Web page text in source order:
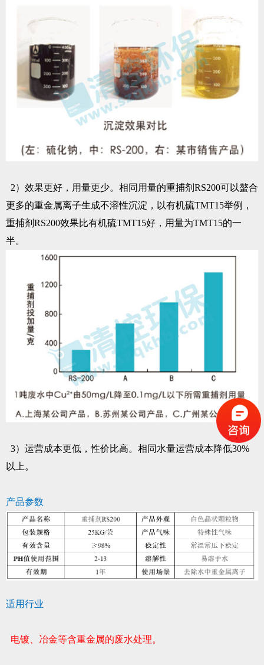
2）效果更好，用量更少。相同用量的重捕剂RS200可以螯合
更多的重金属离子生成不溶性沉淀，以有机硫TMT15举例，
重捕剂RS200效果比有机硫TMT15好，用量为TMT15的一
半。
3）运营成本更低，性价比高。相同水量运营成本降低30%
以上。
产品参数
适用行业
电镀、冶金等含重金属的废水处理。